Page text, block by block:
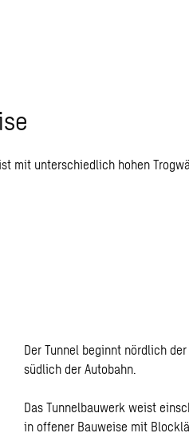
mit unterschiedlich hohen
Der Tunnel beginnt nördlich
südlich der Autobahn.
Das Tunnelbauwerk weist
in offener Bauweise mit